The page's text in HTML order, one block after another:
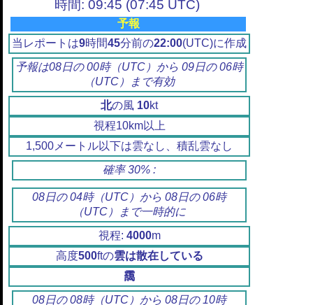
時間: 09:45 (07:45 UTC)
予報
当レポートは9時間45分前の22:00(UTC)に作成
予報は08日の 00時（UTC）から 09日の 06時
（UTC）まで有効
北の風 10kt
視程10km以上
1,500メートル以下は雲なし、積乱雲なし
確率 30% :
08日の 04時（UTC）から 08日の 06時
（UTC）まで一時的に
視程: 4000m
高度500ftの雲は散在している
靄
08日の 08時（UTC）から 08日の 10時